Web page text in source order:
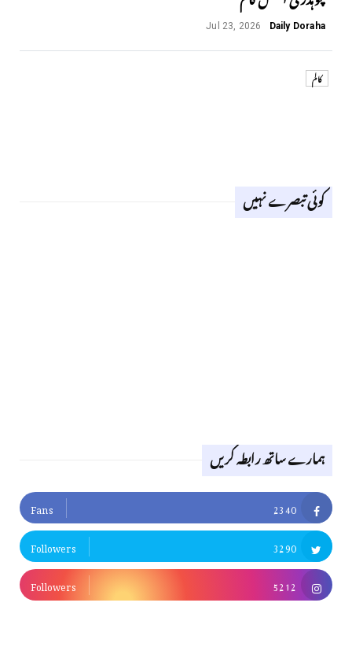
Daily Doraha
Jul 23, 2026
کالم
کوئی تبصرے نہیں
ہمارے ساتھ رابطہ کریں
2340
Fans
3290
Followers
5212
Followers